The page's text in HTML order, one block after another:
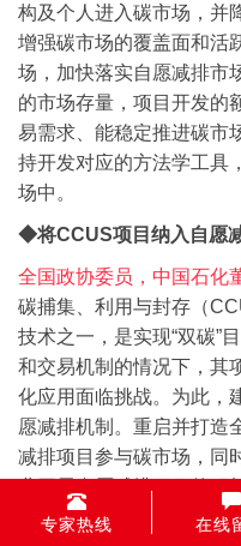
构及个人进入碳市场，并
增强碳市场的覆盖面和活
场，加快落实自愿减排市
的市场存量，项目开发的
易需求、能稳定推进碳市
持开发对应的方法学工具
场中。
◆将CCUS项目纳入自愿
全国政协委员，中国石化
碳捕集、利用与封存（
技术之一，是实现“双碳”
和交易机制的情况下，其
化应用面临挑战。 为此，
愿减排机制。重启并打造
减排项目参与碳市场，同
业开展自愿减排项目的积
企业碳市场的履约成本
专家热线 在线